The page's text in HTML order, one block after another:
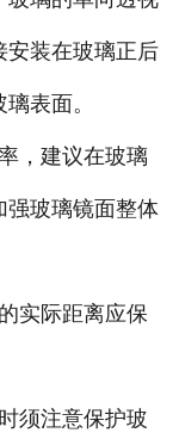
安装在玻璃正后
表面。
，建议在玻璃
强玻璃镜面整体
实际距离应保
须注意保护玻